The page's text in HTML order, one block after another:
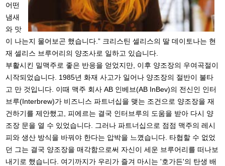
어떤
냄새
와 맛
이 나는지 물어보곤 했습니다.” 크리스틴 셀리스의 딸 데이토나는 현
재 셀리스 브루어리의 양조사로 일하고 있습니다.
부활시킨 밀맥주로 좋은 반응을 얻었지만, 이후 양조장의 우여곡절이
시작되었습니다. 1985년 화재 사고가 일어나 양조장의 절반이 불타
고 만 것입니다. 이때 맥주 회사 AB 인베브(AB InBev)의 전신인 인터
브루(Interbrew)가 비즈니스 파트너십을 맺는 조건으로 양조장을 재
건하기를 제안했고, 피에르는 결국 인터브루의 도움을 받아 다시 양
조장 문을 열 수 있었습니다. 그러나 파트너십으로 점점 맥주의 레시
피와 생산 방식을 바꿔야 한다는 압박을 느꼈습니다. 타협할 수 없었
던 그는 결국 양조장을 매각함으로써 자신이 세운 브루어리를 떠나보
내기로 했습니다. 여기까지가 우리가 즐겨 마시는 '호가든'의 탄생 배